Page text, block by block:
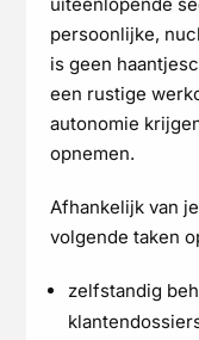
persoonlijke,
is geen
een rustige
autonomie
opnemen.
Afhankelijk van
volgende taken
zelfstandig